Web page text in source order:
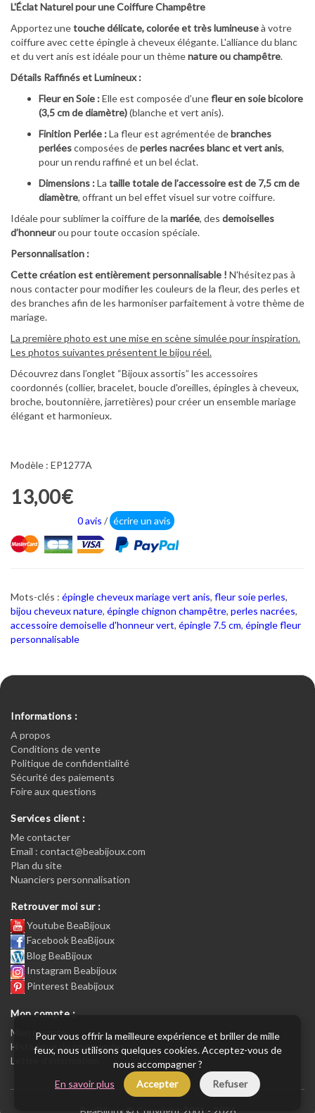
L'Éclat Naturel pour une Coiffure Champêtre
Apportez unetouche délicate, colorée et très lumineuseà votre
coiffure avec cette épingle à cheveux élégante. L'alliance du blanc
et du vert anis est idéale pour un thèmenature ou champêtre.
Détails Raffinés et Lumineux :
Fleur en Soie :Elle est composée d’unefleur en soie bicolore
(3,5 cm de diamètre)(blanche et vert anis).
Finition Perlée :La fleur est agrémentée debranches
perléescomposées deperles nacrées blanc et vert anis,
pour un rendu raffiné et un bel éclat.
Dimensions :La taille totale de l’accessoire est de 7,5 cm de
diamètre, offrant un bel effet visuel sur votre coiffure.
Idéale pour sublimer la coiffure de la mariée, des demoiselles
d’honneurou pour toute occasion spéciale.
Personnalisation :
Cette création est entièrement personnalisable ! N'hésitez pas à
nous contacter pour modifier les couleurs de la fleur, des perles et
des branches afin de les harmoniser parfaitement à votre thème de
mariage.
La première photo est une mise en scène simulée pour inspiration.
Les photos suivantes présentent le bijou réel.
Découvrez dans l’onglet “Bijoux assortis” les accessoires
coordonnés (collier, bracelet, boucle d'oreilles, épingles à cheveux,
broche, boutonnière, jarretières) pour créer un ensemble mariage
élégant et harmonieux.
Modèle : EP1277A
13,00€
0 avis / écrire un avis
Mots-clés : épingle cheveux mariage vert anis, fleur soie perles,
bijou cheveux nature, épingle chignon champêtre, perles nacrées,
accessoire demoiselle d'honneur vert, épingle 7.5 cm, épingle fleur
personnalisable
Informations :
A propos
Conditions de vente
Politique de confidentialité
Sécurité des paiements
Foire aux questions
Services client :
Me contacter
Email : contact@beabijoux.com
Plan du site
Nuanciers personnalisation
Retrouver moi sur :
Youtube BeaBijoux
Facebook BeaBijoux
Blog BeaBijoux
Instagram Beabijoux
Pinterest Beabijoux
Mon compte :
Mon compte :
Historique de commandes
Lettre d’information
Pour vous offrir la meilleure expérience et briller de mille
feux, nous utilisons quelques cookies. Acceptez-vous de
nous accompagner ?
En savoir plus
Accepter Refuser